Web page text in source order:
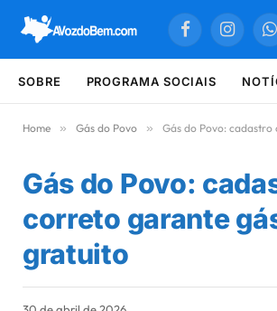
Facebook
SOBRE PROGRAMA SOCIAIS
Home » Gás do Povo » Gás do Povo: cadastro
Gás do Povo:
correto garante
gratuito